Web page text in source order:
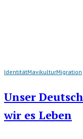
IdentitätMavikulturMigration
Unser
wir es Leben